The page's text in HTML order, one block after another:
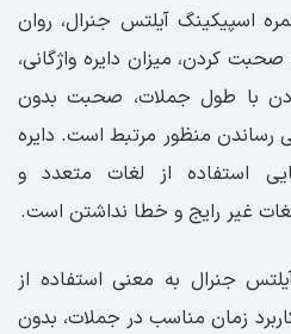
اسپیکینگ آیلتس جنرال، روان
کردن، میزان دایره واژگانی،
با طول جملات، صحبت بدون
رساندن منظور مرتبط است. دایره
استفاده از لغات متعدد و
غیر رایج و خطا نداشتن است.
جنرال به معنی استفاده از
زمان مناسب در جملات، بدون